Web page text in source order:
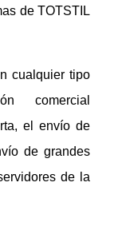
de TOTSTIL
cualquier tipo
comercial
el envío de
de grandes
de la